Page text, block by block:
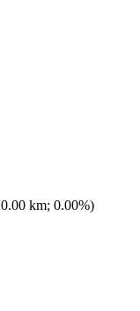
km; 0.00%)